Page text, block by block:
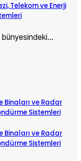
Telekom ve Enerji
bünyesindeki…
Binaları ve Radar
Sistemleri
Binaları ve Radar
Sistemleri